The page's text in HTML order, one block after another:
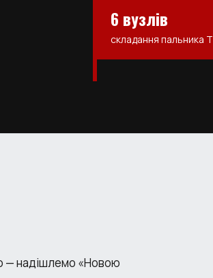
6 вузлів
складання пальника
— надішлемо «Новою